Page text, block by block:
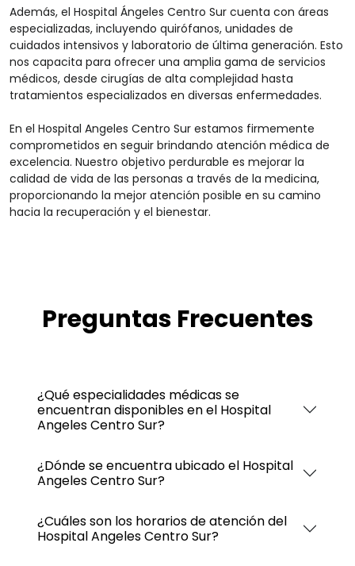
Además, el Hospital Ángeles Centro Sur cuenta con áreas
especializadas, incluyendo quirófanos, unidades de
cuidados intensivos y laboratorio de última generación. Esto
nos capacita para ofrecer una amplia gama de servicios
médicos, desde cirugías de alta complejidad hasta
tratamientos especializados en diversas enfermedades.
En el Hospital Angeles Centro Sur estamos firmemente
comprometidos en seguir brindando atención médica de
excelencia. Nuestro objetivo perdurable es mejorar la
calidad de vida de las personas a través de la medicina,
proporcionando la mejor atención posible en su camino
hacia la recuperación y el bienestar.
Preguntas Frecuentes
¿Qué especialidades médicas se
encuentran disponibles en el Hospital
Angeles Centro Sur?
¿Dónde se encuentra ubicado el Hospital
Angeles Centro Sur?
¿Cuáles son los horarios de atención del
Hospital Angeles Centro Sur?